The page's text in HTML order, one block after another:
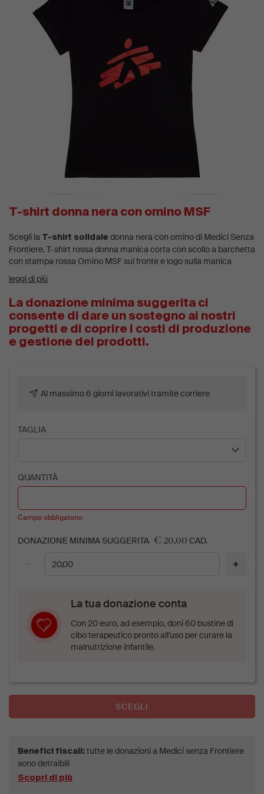
T-shirt donna nera con omino MSF
Scegli la T-shirt solidale donna nera con omino di Medici Senza
Frontiere. T-shirt rossa donna manica corta con scollo a barchetta
con stampa rossa Omino MSF sul fronte e logo sulla manica
sinistra. 100% cotone bio e certificata Fairtrade. Prodotta da
Armstrong Kinitting Mills, azienda tessile del sud dell’India che
impiega 2.000 lavoratori. Segue elevati standard ambientali e
garantisce ai propri lavoratori un salario dignitoso, assistenza
medica, un ambiente lavorativo sicuro e formazione professionale.
leggi di più
La donazione minima suggerita ci
consente di dare un sostegno ai nostri
progetti e di coprire i costi di produzione
e gestione dei prodotti.
Al massimo 6 giorni lavorativi tramite corriere
TAGLIA
QUANTITÀ
Campo obbligatorio
DONAZIONE MINIMA SUGGERITA € 20,00 CAD.
+
La tua donazione conta
Con 20 euro, ad esempio, doni 60 bustine di
cibo terapeutico pronto all'uso per curare la
malnutrizione infantile.
SCEGLI
Benefici fiscali: tutte le donazioni a Medici senza Frontiere
sono detraibili
Scopri di più